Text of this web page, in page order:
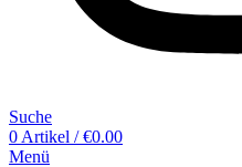
Suche
0 Artikel / €0.00
Menü